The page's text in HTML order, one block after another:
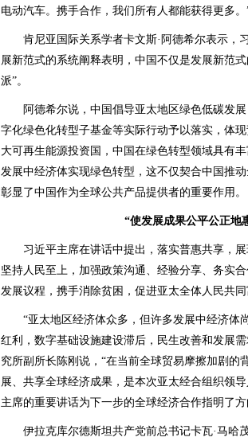
电动汽车。携手合作，我们所有人都能获得更多。
肯尼亚国际关系学者卡文斯·阿德希尔表示，
展新范式的系统阐释表明，中国不仅是发展新范
派”。
阿德希尔说，中国倡导亚太地区绿色低碳发展
字化绿色化转型子基金等实际行动予以落实，体
大可再生能源投资国，中国在绿色转型领域具有
发展中经济体实现绿色转型，这不仅契合中国推
彰显了中国作为全球公共产品提供者的重要作用。
“使发展成果公平公正地
习近平主席在讲话中提出，落实普惠共享，展
坚持人民至上，加强政策沟通、经验分享、务实
发展议程，携手消除贫困，促进亚太全体人民共同
“亚太地区经济体众多，但许多发展中经济体
红利，数字基础设施建设滞后，民生改善和发展
究所副所长陈刚说，“在当前全球贸易摩擦加剧的
展、共享全球经济成果，是本次亚太经合组织领
主席的重要讲话为下一步的全球经济合作指明了方
伊拉克库尔德斯坦共产党前总书记卡瓦·马哈